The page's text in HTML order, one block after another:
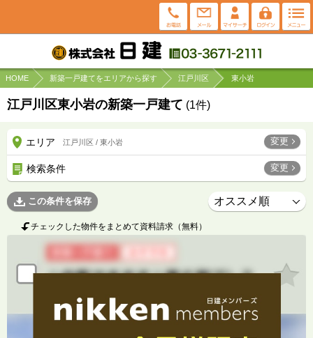
HOME 新築一戸建てをエリアから探す 江戸川区 東小岩
江戸川区東小岩の新築一戸建て (1件)
エリア 江戸川区 / 東小岩 変更
検索条件 変更
この条件を保存
チェックした物件をまとめて資料請求（無料）